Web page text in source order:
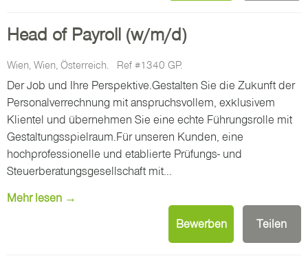
Head of Payroll (w/m/d)
Wien, Wien, Österreich. Ref #1340 GP.
Der Job und Ihre Perspektive.Gestalten Sie die Zukunft der
Personalverrechnung mit anspruchsvollem, exklusivem
Klientel und übernehmen Sie eine echte Führungsrolle mit
Gestaltungsspielraum.Für unseren Kunden, eine
hochprofessionelle und etablierte Prüfungs- und
Steuerberatungsgesellschaft mit...
Mehr lesen →
Bewerben Teilen